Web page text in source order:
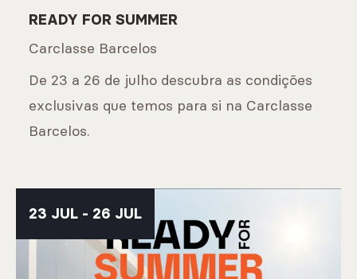
READY FOR SUMMER
Carclasse Barcelos
De 23 a 26 de julho descubra as condições
exclusivas que temos para si na Carclasse
Barcelos.
23 JUL - 26 JUL